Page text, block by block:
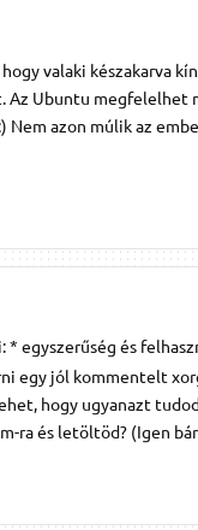
valaki készakarva
Ubuntu megfelelhet
azon múlik az
* egyszerűség és
egy jól kommentelt
hogy ugyanazt
ra és letöltöd? (Igen